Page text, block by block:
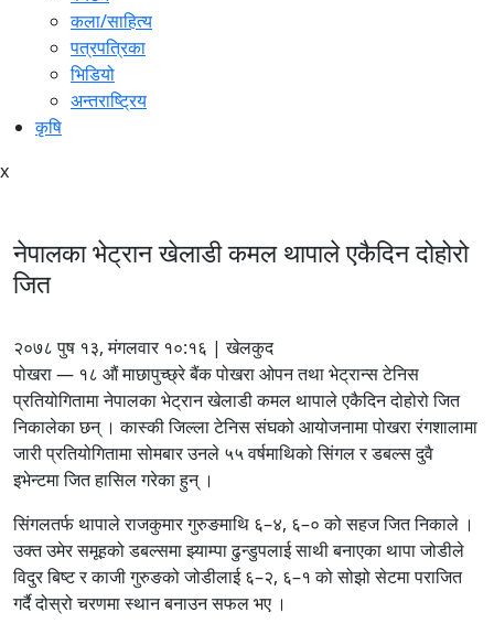
कला/साहित्य
पत्रपत्रिका
भिडियो
अन्तराष्ट्रिय
कृषि
x
नेपालका भेट्रान खेलाडी कमल थापाले एकैदिन दोहोरो
जित
२०७८ पुष १३, मंगलवार १०:१६ | खेलकुद
पोखरा — १८ औं माछापुच्छ्रे बैंक पोखरा ओपन तथा भेट्रान्स टेनिस
प्रतियोगितामा नेपालका भेट्रान खेलाडी कमल थापाले एकैदिन दोहोरो जित
निकालेका छन् । कास्की जिल्ला टेनिस संघको आयोजनामा पोखरा रंगशालामा
जारी प्रतियोगितामा सोमबार उनले ५५ वर्षमाथिको सिंगल र डबल्स दुवै
इभेन्टमा जित हासिल गरेका हुन् ।
सिंगलतर्फ थापाले राजकुमार गुरुङमाथि ६–४, ६–० को सहज जित निकाले ।
उक्त उमेर समूहको डबल्समा झ्याम्पा ढुन्डुपलाई साथी बनाएका थापा जोडीले
विदुर बिष्ट र काजी गुरुङको जोडीलाई ६–२, ६–१ को सोझो सेटमा पराजित
गर्दै दोस्रो चरणमा स्थान बनाउन सफल भए ।